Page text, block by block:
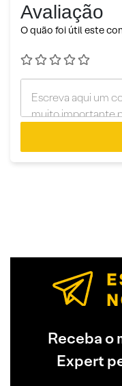
Avaliação
O quão foi útil este
Receba o
Expert